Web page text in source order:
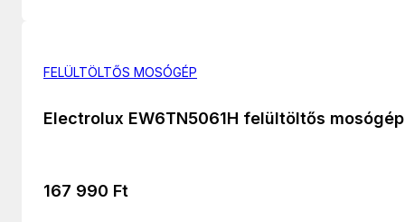
FELÜLTÖLTŐS MOSÓGÉP
Electrolux EW6TN5061H felültöltős mosógép
167 990 Ft